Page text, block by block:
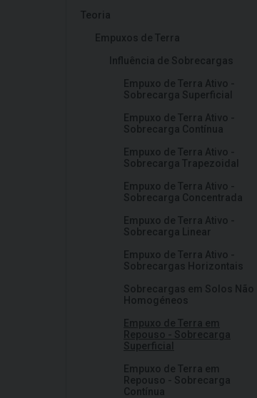
Teoria
Empuxos de Terra
Influência de Sobrecargas
Empuxo de Terra Ativo -
Sobrecarga Superficial
Empuxo de Terra Ativo -
Sobrecarga Contínua
Empuxo de Terra Ativo -
Sobrecarga Trapezoidal
Empuxo de Terra Ativo -
Sobrecarga Concentrada
Empuxo de Terra Ativo -
Sobrecarga Linear
Empuxo de Terra Ativo -
Sobrecargas Horizontais
Sobrecargas em Solos Não
Homogéneos
Empuxo de Terra em
Repouso - Sobrecarga
Superficial
Empuxo de Terra em
Repouso - Sobrecarga
Contínua